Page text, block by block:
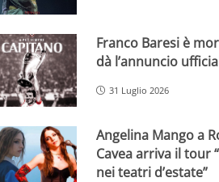
Franco Baresi è
dà l’annuncio
31 Luglio 2026
Angelina Mango a
Cavea arriva il tour
nei teatri d’estate”